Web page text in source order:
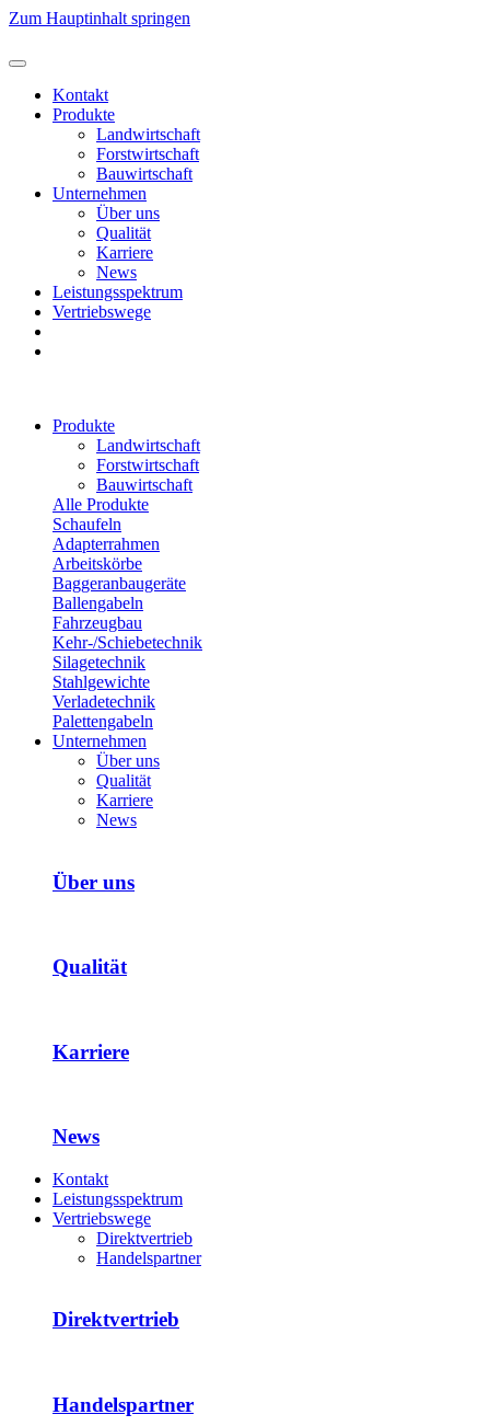
Zum Hauptinhalt springen
Kontakt
Produkte
Landwirtschaft
Forstwirtschaft
Bauwirtschaft
Unternehmen
Über uns
Qualität
Karriere
News
Leistungsspektrum
Vertriebswege
Produkte
Landwirtschaft
Forstwirtschaft
Bauwirtschaft
Alle Produkte
Schaufeln
Adapterrahmen
Arbeitskörbe
Bagger­anbaugeräte
Ballengabeln
Fahrzeugbau
Kehr-/­Schiebetechnik
Silagetechnik
Stahlgewichte
Verladetechnik
Palettengabeln
Unternehmen
Über uns
Qualität
Karriere
News
Über uns
Qualität
Karriere
News
Kontakt
Leistungsspektrum
Vertriebswege
Direktvertrieb
Handelspartner
Direktvertrieb
Handelspartner